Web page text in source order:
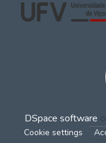
DSpace software
Cookie settings